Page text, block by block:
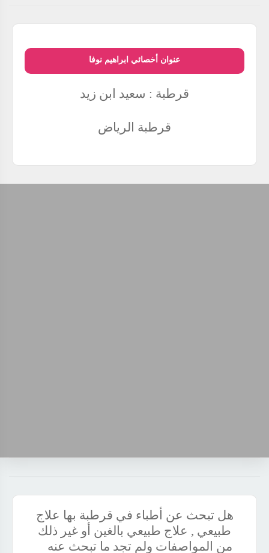
عنوان أخصائي ابراهيم نوفا
قرطبة : سعيد ابن زيد
قرطبة الرياض
هل تبحث عن أطباء في قرطبة بها علاج
طبيعي , علاج طبيعي بالغين أو غير ذلك
من المواصفات ولم تجد ما تبحث عنه